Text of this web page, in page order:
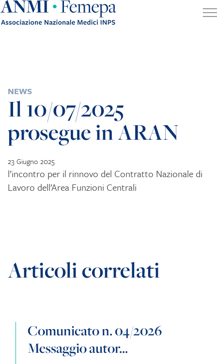
POSTED IN
NEWS
Il 10/07/2025
prosegue in ARAN
23 Giugno 2025
l’incontro per il rinnovo del Contratto Nazionale di
Lavoro dell’Area Funzioni Centrali
Articoli correlati
Comunicato n. 04/2026
Messaggio autor...